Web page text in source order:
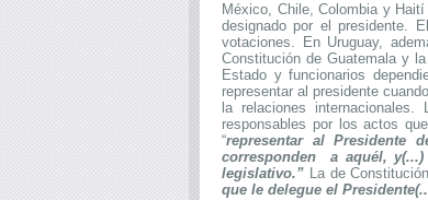
México, Chile, Colombia y
designado por el presidente.
votaciones. En Uruguay,
Constitución de Guatemala y
Estado y funcionarios
representar al presidente
la relaciones
responsables por los actos
“representar al Presidente
corresponden a aquél,
legislativo.” La de
que le delegue el